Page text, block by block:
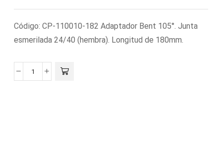
Código: CP-110010-182 Adaptador Bent 105°. Junta
esmerilada 24/40 (hembra). Longitud de 180mm.